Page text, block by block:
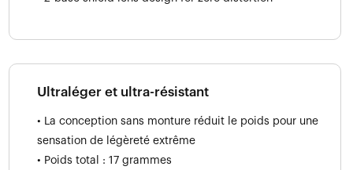
Ultraléger et ultra-résistant
• La conception sans monture réduit le poids pour une
sensation de légèreté extrême
• Poids total : 17 grammes